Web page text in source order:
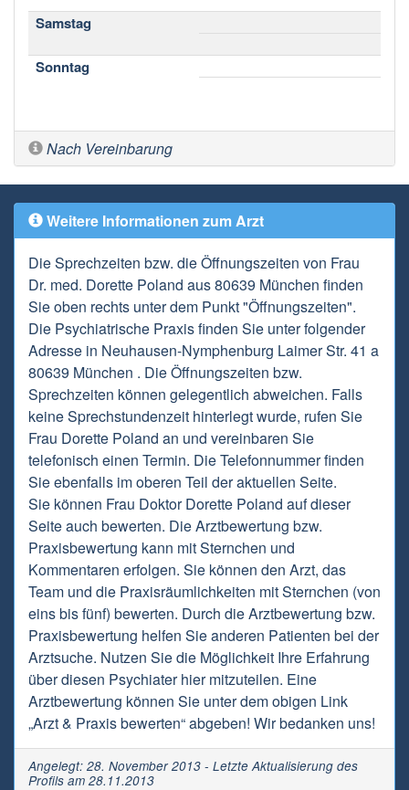
Samstag
Sonntag
Nach Vereinbarung
Weitere Informationen zum Arzt
Die Sprechzeiten bzw. die Öffnungszeiten von Frau
Dr. med. Dorette Poland aus 80639 München finden
Sie oben rechts unter dem Punkt "Öffnungszeiten".
Die Psychiatrische Praxis finden Sie unter folgender
Adresse in Neuhausen-Nymphenburg Laimer Str. 41 a
80639 München . Die Öffnungszeiten bzw.
Sprechzeiten können gelegentlich abweichen. Falls
keine Sprechstundenzeit hinterlegt wurde, rufen Sie
Frau Dorette Poland an und vereinbaren Sie
telefonisch einen Termin. Die Telefonnummer finden
Sie ebenfalls im oberen Teil der aktuellen Seite.
Sie können Frau Doktor Dorette Poland auf dieser
Seite auch bewerten. Die Arztbewertung bzw.
Praxisbewertung kann mit Sternchen und
Kommentaren erfolgen. Sie können den Arzt, das
Team und die Praxisräumlichkeiten mit Sternchen (von
eins bis fünf) bewerten. Durch die Arztbewertung bzw.
Praxisbewertung helfen Sie anderen Patienten bei der
Arztsuche. Nutzen Sie die Möglichkeit Ihre Erfahrung
über diesen Psychiater hier mitzuteilen. Eine
Arztbewertung können Sie unter dem obigen Link
„Arzt & Praxis bewerten“ abgeben! Wir bedanken uns!
Angelegt: 28. November 2013 - Letzte Aktualisierung des
Profils am 28.11.2013